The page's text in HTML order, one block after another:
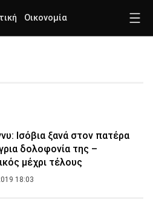
Οικονομία
Ισόβια ξανά στον πατέρα
δολοφονία της –
μέχρι τέλους
18:03